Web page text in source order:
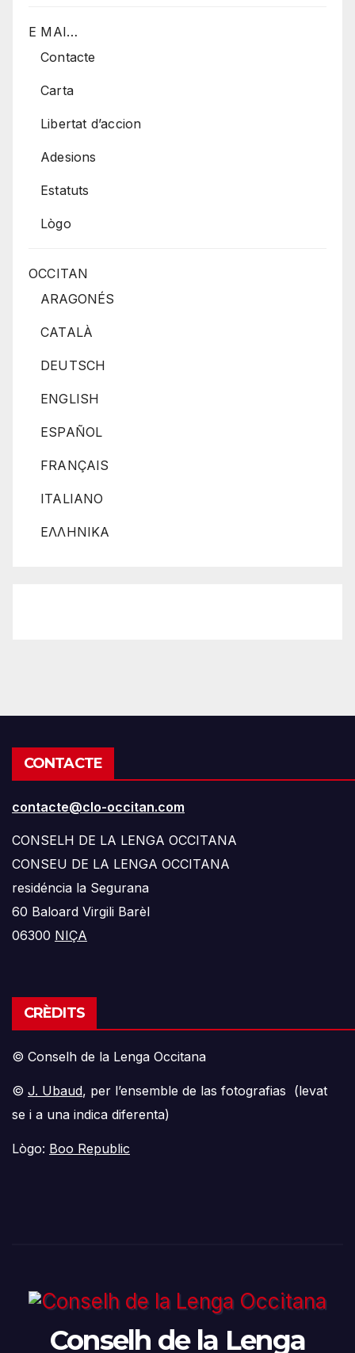
E MAI…
Contacte
Carta
Libertat d’accion
Adesions
Estatuts
Lògo
OCCITAN
ARAGONÉS
CATALÀ
DEUTSCH
ENGLISH
ESPAÑOL
FRANÇAIS
ITALIANO
ΕΛΛΗΝΙΚΑ
CONTACTE
contacte@clo-occitan.com
CONSELH DE LA LENGA OCCITANA
CONSEU DE LA LENGA OCCITANA
residéncia la Segurana
60 Baloard Virgili Barèl
06300 NIÇA
CRÈDITS
© Conselh de la Lenga Occitana
© J. Ubaud, per l’ensemble de las fotografias (levat
se i a una indica diferenta)
Lògo: Boo Republic
Conselh de la Lenga